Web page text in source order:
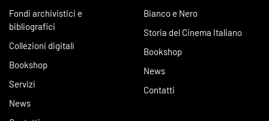
Fondi archivistici e
bibliografici
Collezioni digitali
Bookshop
Servizi
News
Bianco e Nero
Storia del Cinema Italiano
Bookshop
News
Contatti